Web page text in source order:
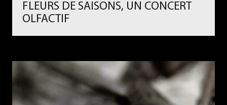
FLEURS DE SAISONS, UN CONCERT
OLFACTIF